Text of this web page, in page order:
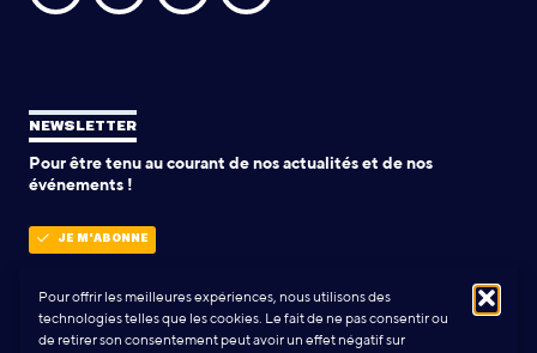
Pour offrir les meilleures expériences, nous utilisons des
technologies telles que les cookies. Le fait de ne pas consentir ou
de retirer son consentement peut avoir un effet négatif sur
NEWSLETTER
Pour être tenu au courant de nos actualités et de nos
événements !
JE M'ABONNE
POLITIQUE DE CONFIDENTIALITÉ